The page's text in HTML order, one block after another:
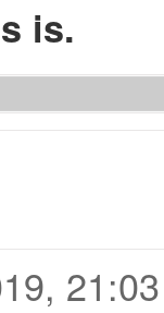
is.
21:03